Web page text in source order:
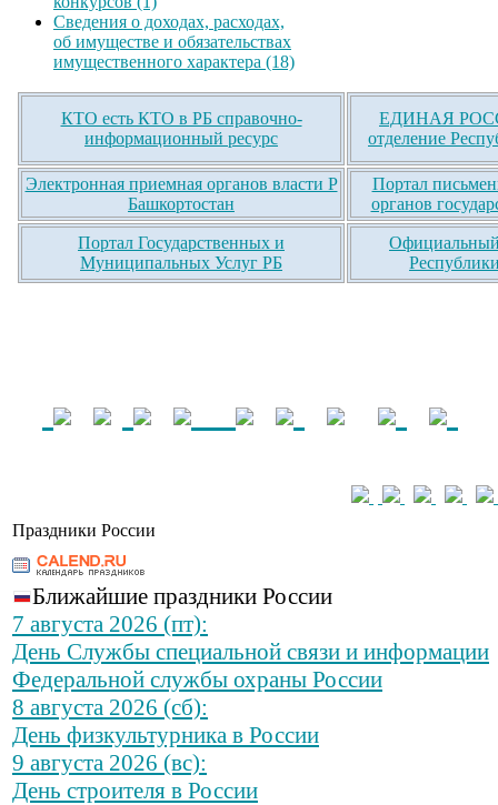
Сведения о доходах, расходах,
об имуществе и обязательствах
имущественного характера (18)
КТО есть КТО в РБ справочно-
информационный ресурс
ЕДИНАЯ
отделение
Электронная приемная органов власти Р
Башкортостан
Портал
органов
Портал Государственных и
Муниципальных Услуг РБ
Официальный
Праздники России
Ближайшие праздники России
7 августа 2026 (пт):
День Службы специальной связи и информации
Федеральной службы охраны России
8 августа 2026 (сб):
День физкультурника в России
9 августа 2026 (вс):
День строителя в России